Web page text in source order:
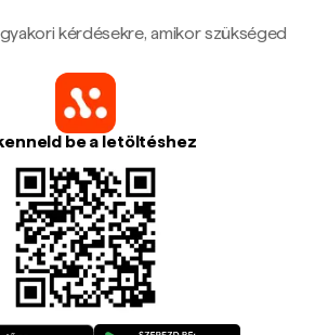
kérdésekre, amikor szükséged
be a letöltéshez